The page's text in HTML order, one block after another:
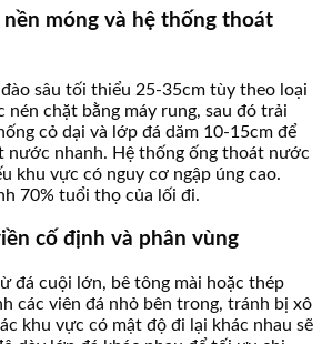
nền móng và hệ thống thoát
sâu tối thiểu 25-35cm tùy theo loại
nén chặt bằng máy rung, sau đó trải
cỏ dại và lớp đá dăm 10-15cm để
nước nhanh. Hệ thống ống thoát nước
khu vực có nguy cơ ngập úng cao.
70% tuổi thọ của lối đi.
cố định và phân vùng
đá cuội lớn, bê tông mài hoặc thép
các viên đá nhỏ bên trong, tránh bị xô
khu vực có mật độ đi lại khác nhau sẽ